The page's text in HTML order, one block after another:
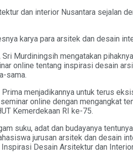
dan interior Nusantara sejalan
karya para arsitek dan desain
Murdiningsih mengatakan
online tentang inspirasi desain
sama.
menjadikannya untuk terus
online dengan
Kemerdekaan RI ke-75.
suku, adat dan budayanya
jurusan arsitek dan desain
Desain Arsitektur dan